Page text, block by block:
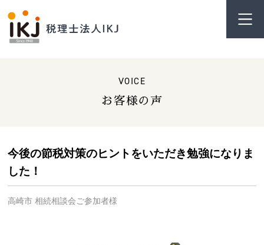
VOICE
お客様の声
今後の節税対策のヒントをいただき勉強になりま
した！
高崎市 相続相談会ご参加者様